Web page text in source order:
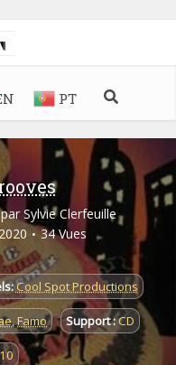
PT
par Sylvie Clerfeuille
34 Vues
Cool Spot Productions
,Famo Support :CD